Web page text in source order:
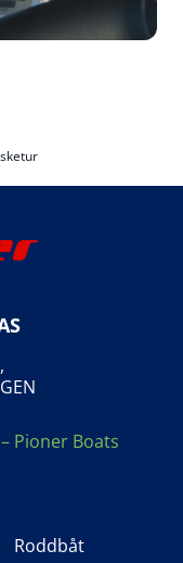
Pioner Boats
Roddbåt